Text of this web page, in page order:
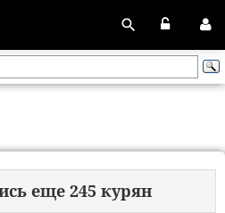
еще 245 курян